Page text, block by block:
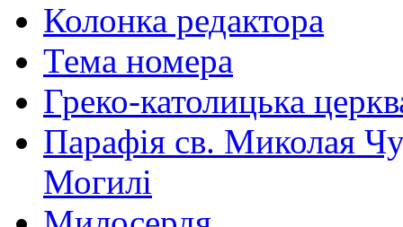
Колонка редактора
Тема номера
Греко-католицька
Парафія св. Миколая
Могилі